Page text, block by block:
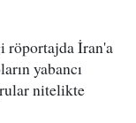
röportajda İran'a
yabancı
nitelikte